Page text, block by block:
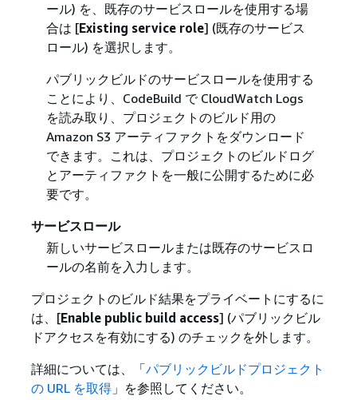
ール) を、既存のサービスロールを使用する場
合は [Existing service role] (既存のサービス
ロール) を選択します。
パブリックビルドのサービスロールを使用する
ことにより、CodeBuild で CloudWatch Logs
を読み取り、プロジェクトのビルド用の
Amazon S3 アーティファクトをダウンロード
できます。これは、プロジェクトのビルドログ
とアーティファクトを一般に公開するために必
要です。
サービスロール
新しいサービスロールまたは既存のサービスロ
ールの名前を入力します。
プロジェクトのビルド結果をプライベートにするに
は、[Enable public build access] (パブリックビル
ドアクセスを有効にする) のチェックを外します。
詳細については、「パブリックビルドプロジェクト
の URL を取得」を参照してください。